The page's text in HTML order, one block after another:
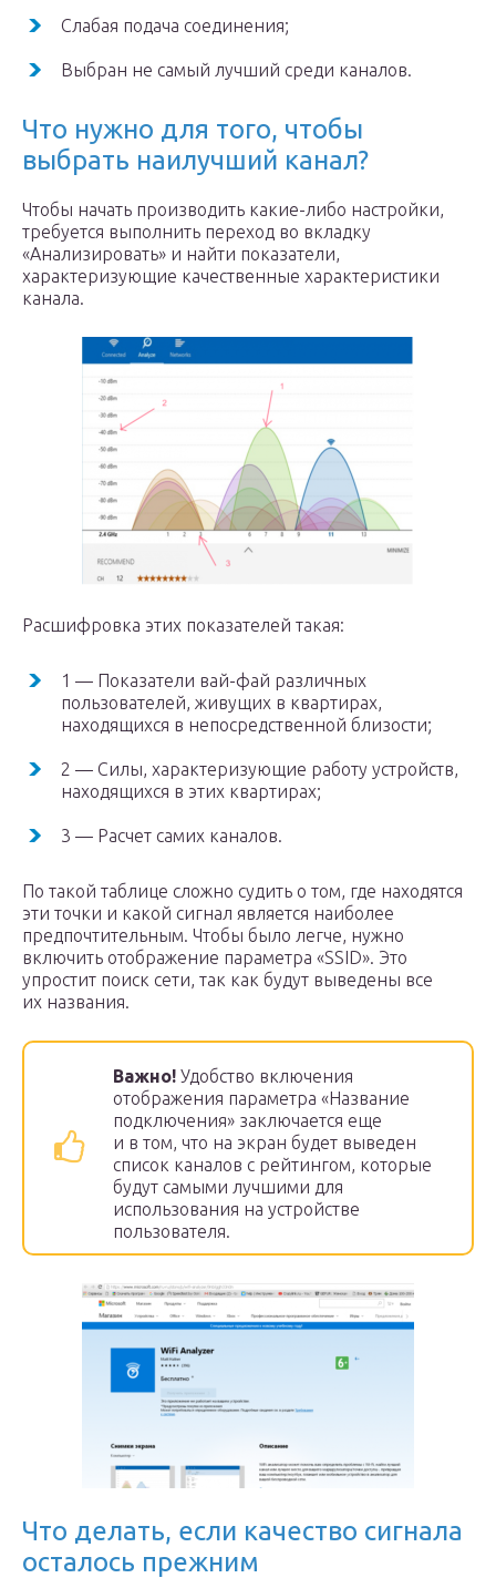
Слабая подача соединения;
Выбран не самый лучший среди каналов.
Что нужно для того, чтобы
выбрать наилучший канал?
Чтобы начать производить какие-либо настройки,
требуется выполнить переход во вкладку
«Анализировать» и найти показатели,
характеризующие качественные характеристики
канала.
Расшифровка этих показателей такая:
1 — Показатели вай-фай различных
пользователей, живущих в квартирах,
находящихся в непосредственной близости;
2 — Силы, характеризующие работу устройств,
находящихся в этих квартирах;
3 — Расчет самих каналов.
По такой таблице сложно судить о том, где находятся
эти точки и какой сигнал является наиболее
предпочтительным. Чтобы было легче, нужно
включить отображение параметра «SSID». Это
упростит поиск сети, так как будут выведены все
их названия.
Важно! Удобство включения
отображения параметра «Название
подключения» заключается еще
и в том, что на экран будет выведен
список каналов с рейтингом, которые
будут самыми лучшими для
использования на устройстве
пользователя.
Что делать, если качество сигнала
осталось прежним